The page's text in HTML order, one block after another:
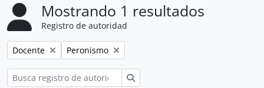
Mostrando 1 resultados
Registro de autoridad
Remove filter:
Docente Remove filter:
Peronismo